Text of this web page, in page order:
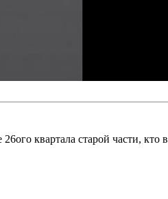
квартала старой части, кто